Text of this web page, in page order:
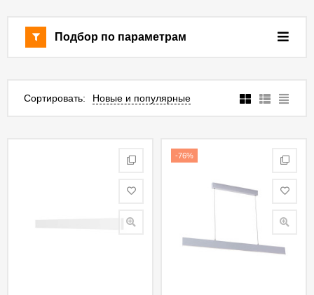
Подбор по параметрам
Сортировать: Новые и популярные
-76%